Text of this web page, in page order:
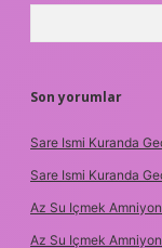
Son yorumlar
Sare Ismi Kuranda
Sare Ismi Kuranda
Az Su Içmek Amniyon
Az Su Içmek Amniyon